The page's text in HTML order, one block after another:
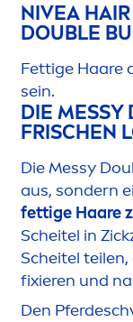
NIVEA
DOUBLE
Fettige Haare
sein.
DIE MESSY
FRISCHEN
Die Messy
aus, sondern
fettige Haare
Scheitel in
Scheitel
fixieren und
Den